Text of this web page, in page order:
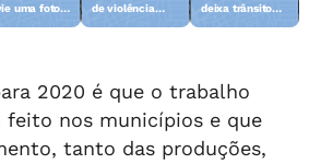
uma foto
de violência
deixa trânsito
2020 é que o trabalho
feito nos municípios e que
tanto das produções,